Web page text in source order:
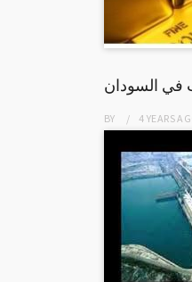
في السودان
BY 4 YEARS